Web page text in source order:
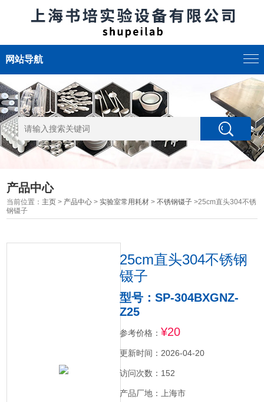
网站导航
产品中心
当前位置： 主页 > 产品中心 >实验室常用耗材 >不锈钢镊子 >25cm直头304不锈
钢镊子
25cm直头304不锈钢
镊子
型号：SP-304BXGNZ-
Z25
参考价格： ¥20
更新时间：2026-04-20
访问次数：152
产品厂地：上海市